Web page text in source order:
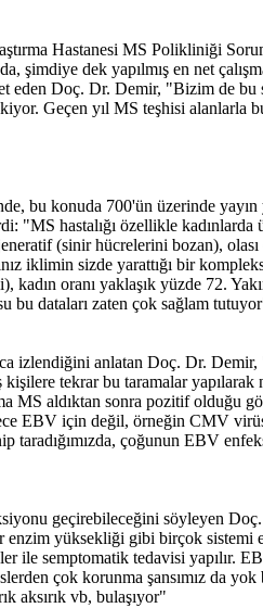
Hastanesi MS Polikliniği
şimdiye dek yapılmış en net
eden Doç. Dr. Demir, "Bizim de
Geçen yıl MS teşhisi alanlarla
bu konuda 700'ün üzerinde yayın
hastalığı özellikle kadınlarda
(sinir hücrelerini bozan),
iklimin sizde yarattığı bir
oranı yaklaşık yüzde 72.
bu dataları zaten çok sağlam
izlendiğini anlatan Doç. Dr.
kişilere tekrar bu taramalar
MS aldıktan sonra pozitif olduğu
EBV için değil, örneğin CMV
taradığımızda, çoğunun EBV
geçirebileceğini söyleyen
yüksekliği gibi birçok sistemi
ile semptomatik tedavisi yapılır.
çok korunma şansımız da yok
aksırık vb, bulaşıyor"